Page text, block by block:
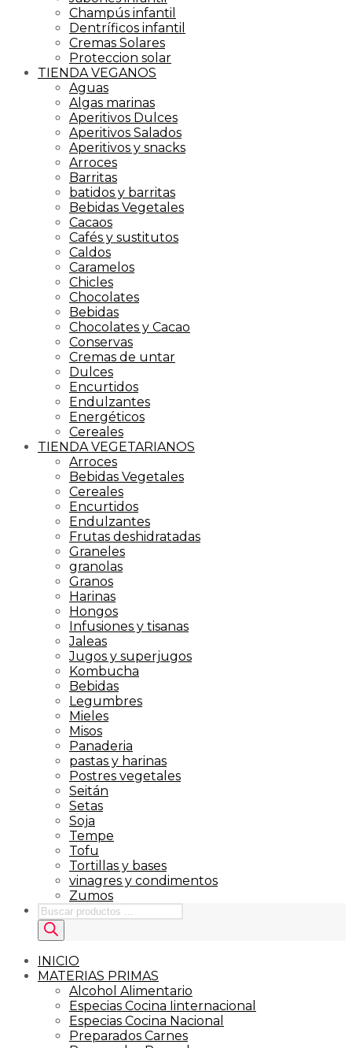
Champús infantil
Dentríficos infantil
Cremas Solares
Proteccion solar
TIENDA VEGANOS
Aguas
Algas marinas
Aperitivos Dulces
Aperitivos Salados
Aperitivos y snacks
Arroces
Barritas
batidos y barritas
Bebidas Vegetales
Cacaos
Cafés y sustitutos
Caldos
Caramelos
Chicles
Chocolates
Bebidas
Chocolates y Cacao
Conservas
Cremas de untar
Dulces
Encurtidos
Endulzantes
Energéticos
Cereales
TIENDA VEGETARIANOS
Arroces
Bebidas Vegetales
Cereales
Encurtidos
Endulzantes
Frutas deshidratadas
Graneles
granolas
Granos
Harinas
Hongos
Infusiones y tisanas
Jaleas
Jugos y superjugos
Kombucha
Bebidas
Legumbres
Mieles
Misos
Panaderia
pastas y harinas
Postres vegetales
Seitán
Setas
Soja
Tempe
Tofu
Tortillas y bases
vinagres y condimentos
Zumos
Búsqueda
de
productos
INICIO
MATERIAS PRIMAS
Alcohol Alimentario
Especias Cocina Iinternacional
Especias Cocina Nacional
Preparados Carnes